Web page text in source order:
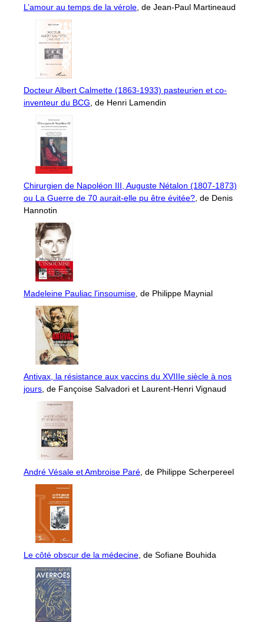
L’amour au temps de la vérole, de Jean-Paul Martineaud
Docteur Albert Calmette (1863-1933) pasteurien et co-
inventeur du BCG, de Henri Lamendin
Chirurgien de Napoléon III, Auguste Nétalon (1807-1873)
ou La Guerre de 70 aurait-elle pu être évitée?, de Denis
Hannotin
Madeleine Pauliac l'insoumise, de Philippe Maynial
Antivax, la résistance aux vaccins du XVIIIe siècle à nos
jours, de Fançoise Salvadori et Laurent-Henri Vignaud
André Vésale et Ambroise Paré, de Philippe Scherpereel
Le côté obscur de la médecine, de Sofiane Bouhida